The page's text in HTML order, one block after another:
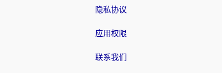
隐私协议
应用权限
联系我们